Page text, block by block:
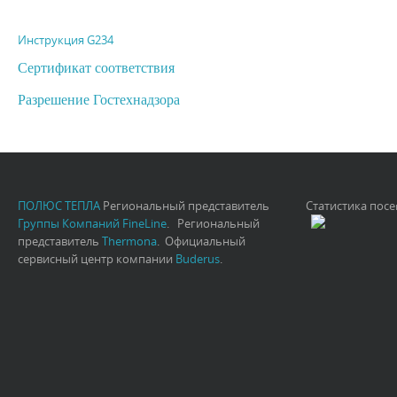
Инструкция G234
Сертификат соответствия
Разрешение Гостехнадзора
ПОЛЮС ТЕПЛА Региональный представитель
Группы Компаний FineLine. Региональный
представитель Thermona. Официальный
сервисный центр компании Buderus.
Статистика